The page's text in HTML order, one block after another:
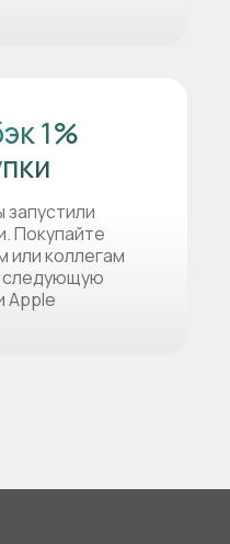
Покупайте
или коллегам
следующую
Apple
1%